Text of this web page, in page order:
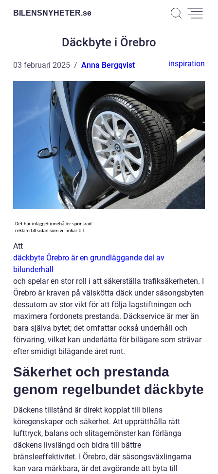
BILENSNYHETER.se
Däckbyte i Örebro
03 februari 2025 Anna Bergqvist inspiration
Att
däckbyte Örebro är en grundläggande del av
bilunderhåll
och spelar en stor roll i att säkerställa trafiksäkerheten. I
Örebro är kraven på välskötta däck under säsongsbyten
dessutom av stor vikt för att följa lagstiftningen och
maximera fordonets prestanda. Däckservice är mer än
bara själva bytet; det omfattar också underhåll och
förvaring, vilket kan underlätta för bilägare som strävar
efter smidigt bilägande året runt.
Säkerhet och prestanda
genom regelbundet däckbyte
Däckens tillstånd är direkt kopplat till bilens
köregenskaper och säkerhet. Att upprätthålla rätt
lufttryck, balans och slitagemönster kan förlänga
däckens livslängd och bidra till bättre
bränsleeffektivitet. I Örebro, där säsongsväxlingarna
kan vara märkbara, är det avgörande att byta till